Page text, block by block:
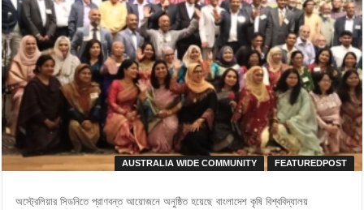
AUSTRALIA WIDE COMMUNITY FEATUREDPOST
অস্ট্রেলিয়ার সিডনিতে প্রাণবন্ত আয়োজনে অনুষ্ঠিত হয়েছে বাংলাদেশ কৃষি বিশ্ববিদ্যালয়